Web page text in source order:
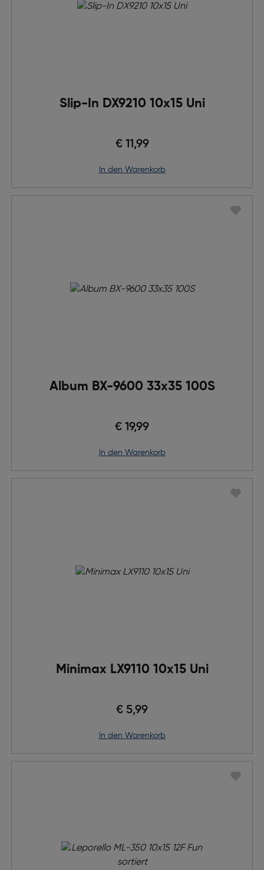
Slip-In DX9210 10x15 Uni
€ 11,99
in den Warenkorb
Album BX-9600 33x35 100S
€ 19,99
in den Warenkorb
Minimax LX9110 10x15 Uni
€ 5,99
in den Warenkorb